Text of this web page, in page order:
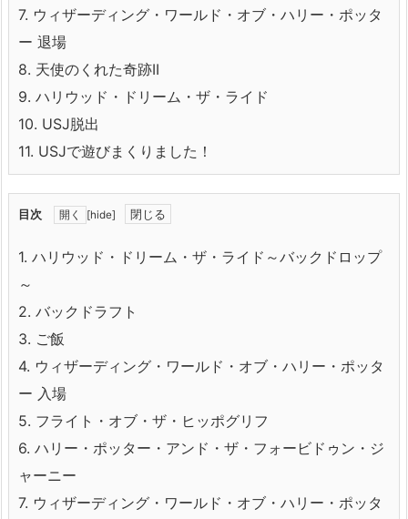
7. ウィザーディング・ワールド・オブ・ハリー・ポッタ
ー 退場
8. 天使のくれた奇跡II
9. ハリウッド・ドリーム・ザ・ライド
10. USJ脱出
11. USJで遊びまくりました！
目次 [hide]
1. ハリウッド・ドリーム・ザ・ライド～バックドロップ
～
2. バックドラフト
3. ご飯
4. ウィザーディング・ワールド・オブ・ハリー・ポッタ
ー 入場
5. フライト・オブ・ザ・ヒッポグリフ
6. ハリー・ポッター・アンド・ザ・フォービドゥン・ジ
ャーニー
7. ウィザーディング・ワールド・オブ・ハリー・ポッタ